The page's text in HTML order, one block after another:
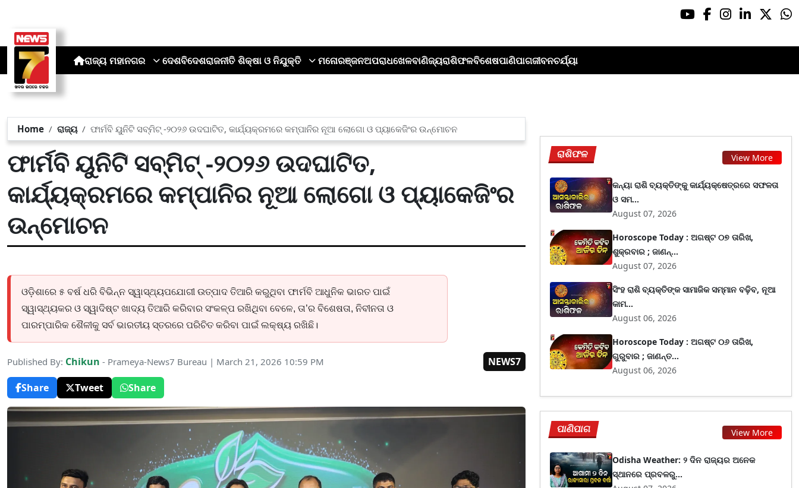
ରାଜ୍ୟ ମହାନଗର ଦେଶବିଦେଶରାଜନୀତି ଶିକ୍ଷା ଓ ନିଯୁକ୍ତି ମନୋରଞ୍ଜନଅପରାଧଖେଳବାଣିଜ୍ୟରାଶିଫଳବିଶେଷପାଣିପାଗଜୀବନଚର୍ଯ୍ୟା
Home ରାଜ୍ୟ ଫାର୍ମବି ୟୁନିଟି ସବ୍‌ମିଟ୍ -୨୦୨୬ ଉଦଘାଟିତ, କାର୍ଯ୍ୟକ୍ରମରେ କମ୍ପାନିର ନୂଆ ଲୋଗୋ ଓ ପ୍ୟାକେଜିଂର ଉନ୍ମୋଚନ
ଫାର୍ମବି ୟୁନିଟି ସବ୍‌ମିଟ୍ -୨୦୨୬ ଉଦଘାଟିତ,
କାର୍ଯ୍ୟକ୍ରମରେ କମ୍ପାନିର ନୂଆ ଲୋଗୋ ଓ ପ୍ୟାକେଜିଂର
ଉନ୍ମୋଚନ
ଓଡ଼ିଶାରେ ୫ ବର୍ଷ ଧରି ବିଭିନ୍ନ ସ୍ୱାସ୍ଥ୍ୟପଯୋଗୀ ଉତ୍ପାଦ ତିଆରି କରୁଥିବା ଫାର୍ମବି ଆଧୁନିକ ଭାରତ ପାଇଁ
ସ୍ୱାସ୍ଥ୍ୟକର ଓ ସ୍ୱାଦିଷ୍ଟ ଖାଦ୍ୟ ତିଆରି କରିବାର ସଂକଳ୍ପ ରଖିଥିବା ବେଳେ, ତା’ର ବିଶେଷତା, ନିବୀନତା ଓ
ପାରମ୍ପାରିକ ଶୈଳୀକୁ ସର୍ବ ଭାରତୀୟ ସ୍ତରରେ ପରିଚିତ କରିବା ପାଇଁ ଲକ୍ଷ୍ୟ ରଖିଛି।
Published By: Chikun - Prameya-News7 Bureau | March 21, 2026 10:59 PM
NEWS7
Share
Tweet Share
ରାଶିଫଳ View More
କନ୍ୟା ରାଶି ବ୍ୟକ୍ତିଙ୍କୁ କାର୍ଯ୍ୟକ୍ଷେତ୍ରରେ ସଫଳତା
ଓ ସମ...
August 07, 2026
Horoscope Today : ଅଗଷ୍ଟ ୦୭ ତାରିଖ,
ଶୁକ୍ରବାର ; ଜାଣନ୍...
August 07, 2026
ସିଂହ ରାଶି ବ୍ୟକ୍ତିଙ୍କ ସାମାଜିକ ସମ୍ମାନ ବଢ଼ିବ, ନୂଆ
କାମ...
August 06, 2026
Horoscope Today : ଅଗଷ୍ଟ ୦୬ ତାରିଖ,
ଗୁରୁବାର ; ଜାଣନ୍ତ...
August 06, 2026
ପାଣିପାଗ View More
Odisha Weather: ୨ ଦିନ ରାଜ୍ୟର ଅନେକ
ସ୍ଥାନରେ ପ୍ରବଳରୁ...